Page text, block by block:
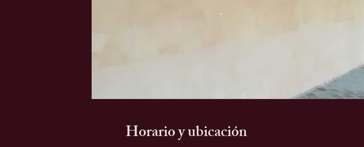
Horario y ubicación